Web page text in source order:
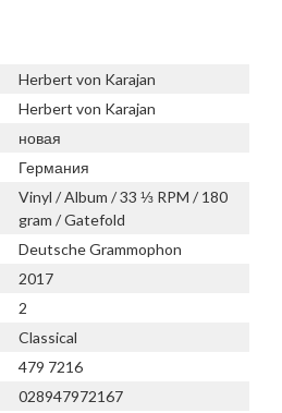
Herbert von Karajan
Herbert von Karajan
новая
Германия
Vinyl / Album / 33 ⅓ RPM / 180
gram / Gatefold
Deutsche Grammophon
2017
2
Classical
479 7216
028947972167